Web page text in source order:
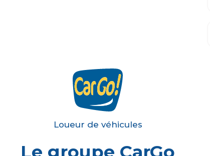
Loueur de véhicules
Le groupe CarGo